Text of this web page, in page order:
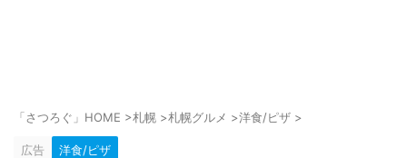
「さつろぐ」HOME >札幌 >札幌グルメ >洋食/ピザ >
広告 洋食/ピザ